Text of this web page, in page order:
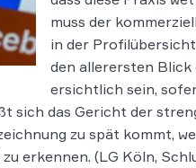
muss der
in der
den allerersten Blick
ersichtlich sein,
sich das Gericht der
zu spät kommt,
erkennen. (LG Köln,